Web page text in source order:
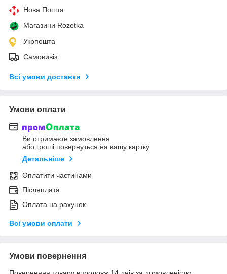
Нова Пошта
Магазини Rozetka
Укрпошта
Самовивіз
Всі умови доставки
Умови оплати
Ви отримаєте замовлення
або гроші повернуться на вашу картку
Детальніше
Оплатити частинами
Післяплата
Оплата на рахунок
Всі умови оплати
Умови повернення